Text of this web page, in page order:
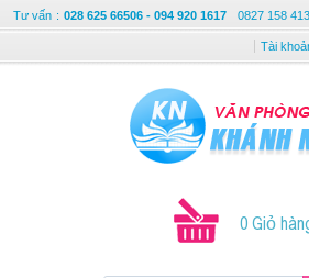
Tư vấn : 028 625 66506 - 094 920 1617 0827 158
Tài
0 Giỏ